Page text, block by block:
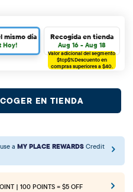
mismo día
Hoy!
Recogida en tienda
Aug 16 - Aug 18
Valor adicional del segmento
$tcp$%Descuento en
compras superiores a $40.
EN TIENDA
a MY PLACE REWARDS Credit
| 100 POINTS = $5 OFF